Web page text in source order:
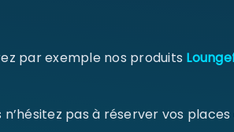
par exemple nos produits
pas à réserver vos